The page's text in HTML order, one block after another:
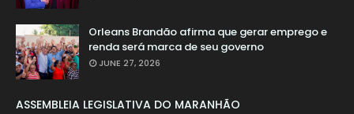
Orleans Brandão afirma que gerar emprego e
renda será marca de seu governo
JUNE 27, 2026
ASSEMBLEIA LEGISLATIVA DO MARANHÃO